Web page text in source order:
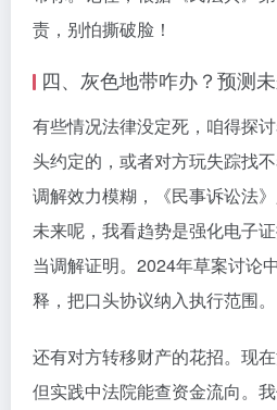
责，别怕撕破脸！
四、灰色地带咋办？预测
有些情况法律没定死，咱得探
头约定的，或者对方玩失踪找
调解效力模糊，《民事诉讼法
未来呢，我看趋势是强化电子
当调解证明。2024年草案讨论
释，把口头协议纳入执行范围。
还有对方转移财产的花招。现
但实践中法院能查资金流向。